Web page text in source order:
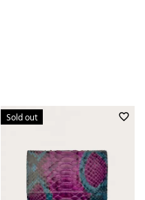
favorite_border
Sold out